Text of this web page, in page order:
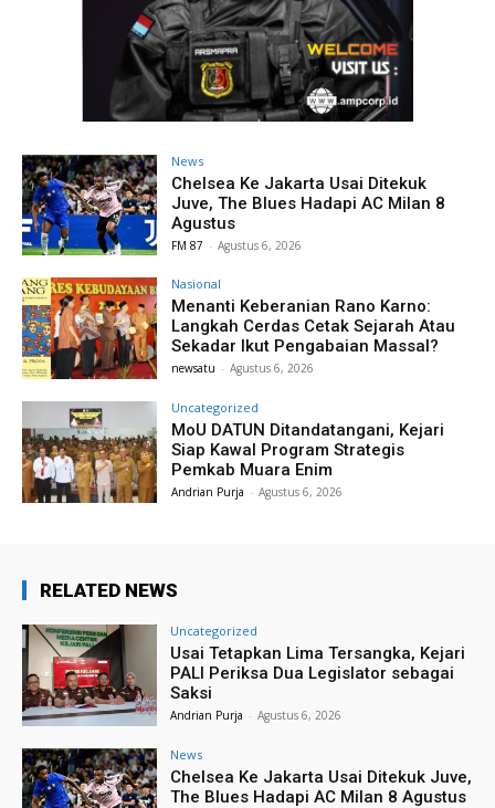
News
Chelsea Ke Jakarta Usai Ditekuk
Juve, The Blues Hadapi AC Milan 8
Agustus
FM 87 - Agustus 6, 2026
Nasional
Menanti Keberanian Rano Karno:
Langkah Cerdas Cetak Sejarah Atau
Sekadar Ikut Pengabaian Massal?
newsatu - Agustus 6, 2026
Uncategorized
MoU DATUN Ditandatangani, Kejari
Siap Kawal Program Strategis
Pemkab Muara Enim
Andrian Purja - Agustus 6, 2026
RELATED NEWS
Uncategorized
Usai Tetapkan Lima Tersangka, Kejari
PALI Periksa Dua Legislator sebagai
Saksi
Andrian Purja - Agustus 6, 2026
News
Chelsea Ke Jakarta Usai Ditekuk Juve,
The Blues Hadapi AC Milan 8 Agustus